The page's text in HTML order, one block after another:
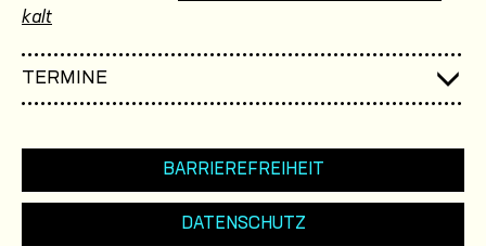
kalt
TERMINE
BARRIEREFREIHEIT
DATENSCHUTZ